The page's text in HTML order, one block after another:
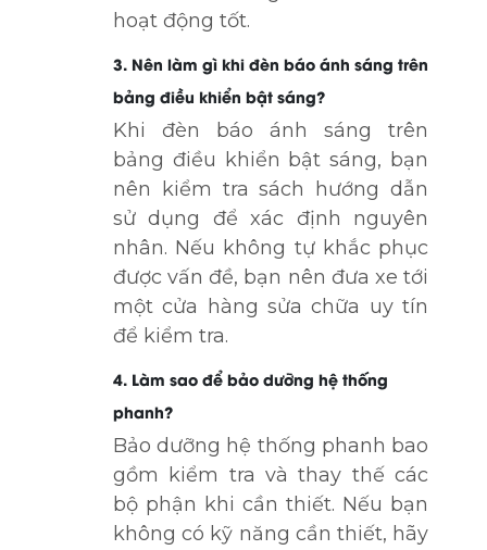
hoạt động tốt.
3. Nên làm gì khi đèn báo ánh sáng trên
bảng điều khiển bật sáng?
Khi đèn báo ánh sáng trên
bảng điều khiển bật sáng, bạn
nên kiểm tra sách hướng dẫn
sử dụng để xác định nguyên
nhân. Nếu không tự khắc phục
được vấn đề, bạn nên đưa xe tới
một cửa hàng sửa chữa uy tín
để kiểm tra.
4. Làm sao để bảo dưỡng hệ thống
phanh?
Bảo dưỡng hệ thống phanh bao
gồm kiểm tra và thay thế các
bộ phận khi cần thiết. Nếu bạn
không có kỹ năng cần thiết, hãy